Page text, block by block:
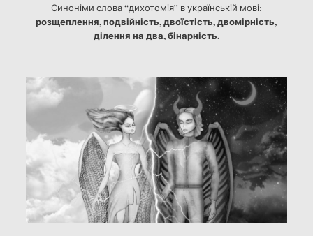
Синоніми слова “дихотомія” в українській мові:
розщеплення, подвійність, двоїстість, двомірність,
ділення на два, бінарність.